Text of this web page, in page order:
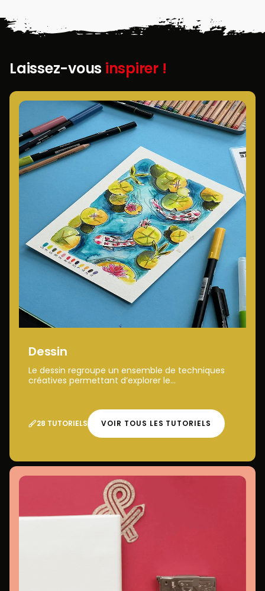
Laissez-vous inspirer !
Dessin
Le dessin regroupe un ensemble de techniques
créatives permettant d’explorer le...
28 TUTORIELS VOIR TOUS LES TUTORIELS